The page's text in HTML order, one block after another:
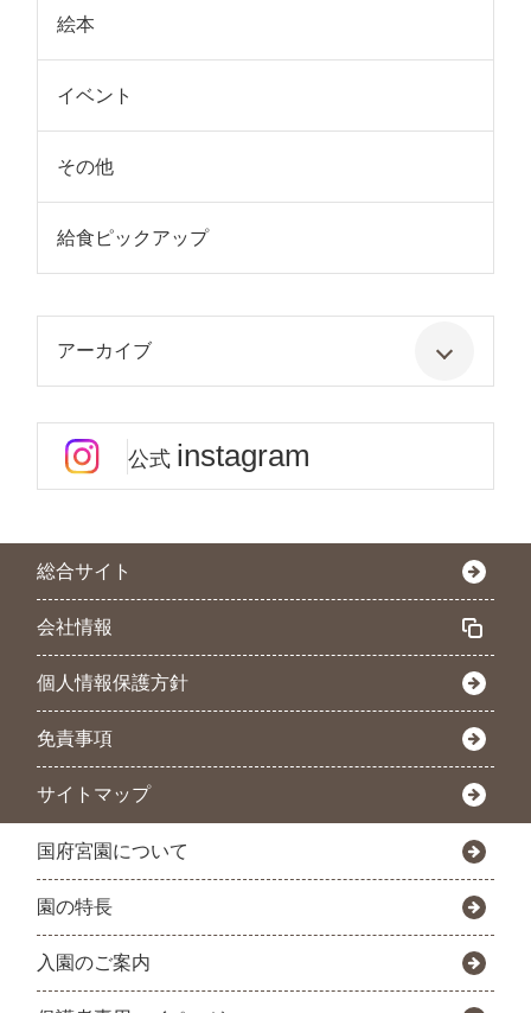
絵本
イベント
その他
給食ピックアップ
アーカイブ
公式 instagram
総合サイト
会社情報
個人情報保護方針
免責事項
サイトマップ
国府宮園について
園の特長
入園のご案内